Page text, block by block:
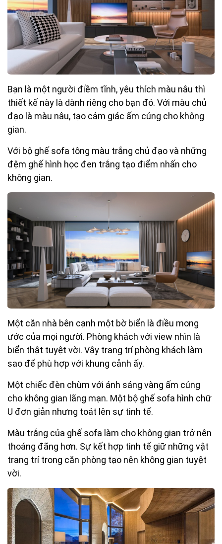
Bạn là một người điềm tĩnh, yêu thích màu nâu thì
thiết kế này là dành riêng cho bạn đó. Với màu chủ
đạo là màu nâu, tạo cảm giác ấm cúng cho không
gian.
Với bộ ghế sofa tông màu trắng chủ đạo và những
đệm ghế hình học đen trắng tạo điểm nhấn cho
không gian.
Một căn nhà bên cạnh một bờ biển là điều mong
ước của mọi người. Phòng khách với view nhìn là
biển thật tuyệt vời. Vậy trang trí phòng khách làm
sao để phù hợp với khung cảnh ấy.
Một chiếc đèn chùm với ánh sáng vàng ấm cúng
cho không gian lãng mạn. Một bộ ghế sofa hình chữ
U đơn giản nhưng toát lên sự tinh tế.
Màu trắng của ghế sofa làm cho không gian trở nên
thoáng đãng hơn. Sự kết hợp tinh tế giữ những vật
trang trí trong căn phòng tạo nên không gian tuyệt
vời.